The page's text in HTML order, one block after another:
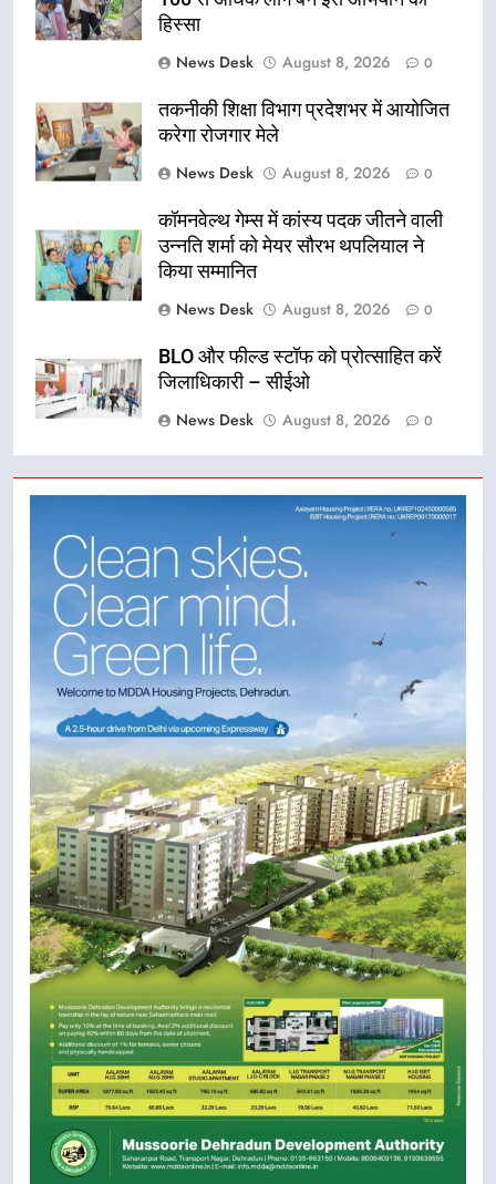
हिस्सा
News Desk
August 8, 2026 0
तकनीकी शिक्षा विभाग प्रदेशभर में आयोजित
करेगा रोजगार मेले
News Desk
August 8, 2026 0
कॉमनवेल्थ गेम्स में कांस्य पदक जीतने वाली
उन्नति शर्मा को मेयर सौरभ थपलियाल ने
किया सम्मानित
News Desk
August 8, 2026 0
BLO और फील्ड स्टॉफ को प्रोत्साहित करें
जिलाधिकारी – सीईओ
News Desk
August 8, 2026 0